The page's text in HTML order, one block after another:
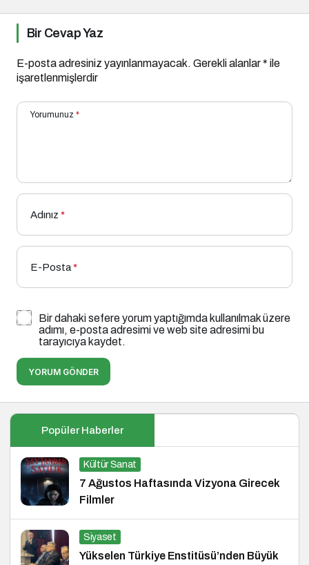
Bir Cevap Yaz
E-posta adresiniz yayınlanmayacak. Gerekli alanlar* ile
işaretlenmişlerdir
Yorumunuz *
Adınız *
E-Posta*
Bir dahaki sefere yorum yaptığımda kullanılmak üzere
adımı, e-posta adresimi ve web site adresimi bu
tarayıcıya kaydet.
YORUM GÖNDER
Popüler Haberler
Kültür Sanat
7 Ağustos Haftasında Vizyona Girecek
Filmler
Siyaset
Yükselen Türkiye Enstitüsü’nden Büyük